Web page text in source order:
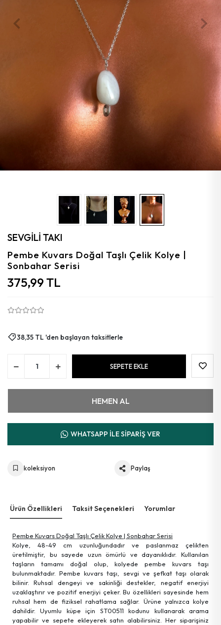
Granat
Kalsedon
Kehribar
Güneş
Azurit
Mercan
SEVGİLİ TAKI
Pembe Kuvars Doğal Taşlı Çelik Kolye |
Sonbahar Serisi
375,99 TL
38,35 TL 'den başlayan taksitlerle
SEPETE EKLE
HEMEN AL
WHATSAPP İLE SİPARİŞ VER
koleksiyon Paylaş
Ürün Özellikleri Taksit Seçenekleri Yorumlar
Pembe Kuvars Doğal Taşlı Çelik Kolye | Sonbahar Serisi
Kolye, 48-49 cm uzunluğundadır ve paslanmaz çelikten
üretilmiştir, bu sayede uzun ömürlü ve dayanıklıdır. Kullanılan
taşların tamamı doğal olup, kolyede pembe kuvars taşı
bulunmaktadır. Pembe kuvars taşı, sevgi ve şefkat taşı olarak
bilinir. Ruhsal dengeyi ve sakinliği destekler, negatif enerjiyi
uzaklaştırır ve pozitif enerjiyi çeker. Bu özellikleri sayesinde hem
ruhsal hem de fiziksel rahatlama sağlar. Ürüne yalnızca kolye
dahildir. Uyumlu küpe için ST00511 kodunu kullanarak arama
yapabilir ve sepete ekleyerek satın alabilirsiniz. Her siparişiniz